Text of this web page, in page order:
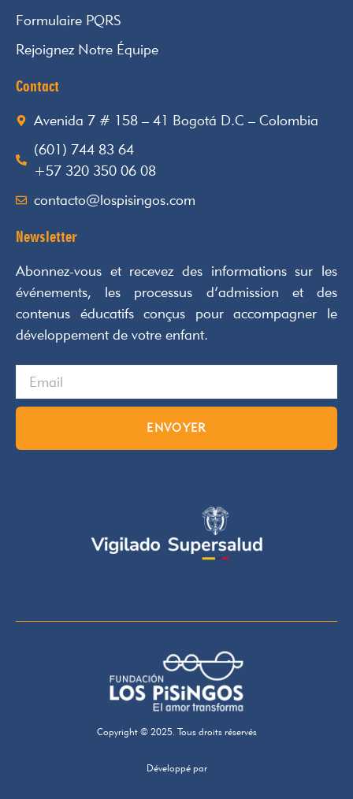
Formulaire PQRS
Rejoignez Notre Équipe
Contact
Avenida 7 # 158 – 41 Bogotá D.C – Colombia
(601) 744 83 64
+57 320 350 06 08
contacto@lospisingos.com
Newsletter
Abonnez-vous et recevez des informations sur les
événements, les processus d’admission et des
contenus éducatifs conçus pour accompagner le
développement de votre enfant.
ENVOYER
Copyright © 2025. Tous droits réservés
Développé par